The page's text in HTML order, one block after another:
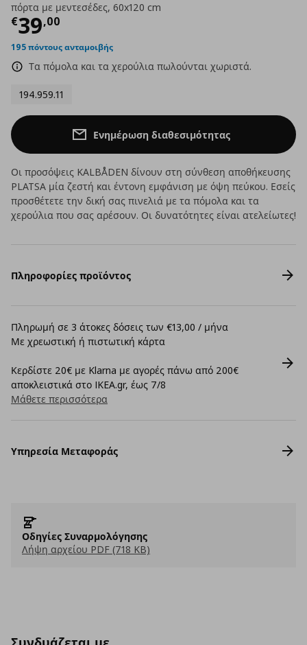
πόρτα με μεντεσέδες, 60x120 cm
€39,00
Τρέχουσα τιμή
195 πόντους ανταμοιβής
Τα πόμολα και τα χερούλια πωλούνται χωριστά.
194.959.11
Ενημέρωση διαθεσιμότητας
Οι προσόψεις KALBÅDEN δίνουν στη σύνθεση αποθήκευσης
PLATSA μία ζεστή και έντονη εμφάνιση με όψη πεύκου. Εσείς
προσθέτετε την δική σας πινελιά με τα πόμολα και τα
χερούλια που σας αρέσουν. Οι δυνατότητες είναι ατελείωτες!
Πληροφορίες προϊόντος
Πληρωμή σε 3 άτοκες δόσεις των €13,00 / μήνα
Με χρεωστική ή πιστωτική κάρτα
Κερδίστε 20€ με Klarna με αγορές πάνω από 200€
αποκλειστικά στο IKEA.gr, έως 7/8
Μάθετε περισσότερα
Υπηρεσία Μεταφοράς
Οδηγίες Συναρμολόγησης
Λήψη αρχείου PDF (718 KB)